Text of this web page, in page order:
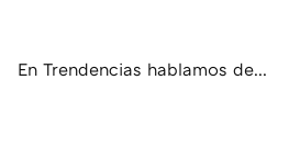
En Trendencias hablamos de...